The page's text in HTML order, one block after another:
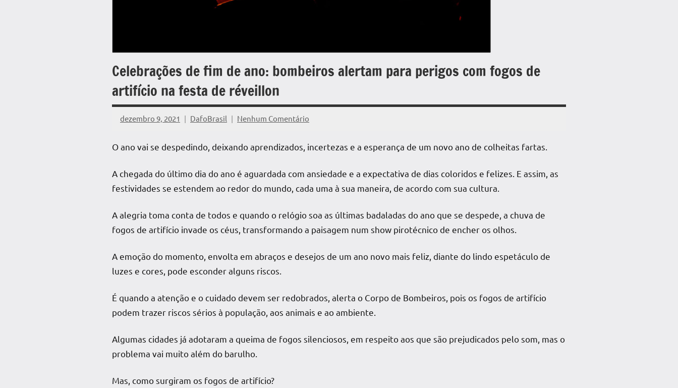
Celebrações de fim de ano: bombeiros alertam para perigos com fogos de
artifício na festa de réveillon
dezembro 9, 2021 DafoBrasil Nenhum Comentário
O ano vai se despedindo, deixando aprendizados, incertezas e a esperança de um novo ano de colheitas fartas.
A chegada do último dia do ano é aguardada com ansiedade e a expectativa de dias coloridos e felizes. E assim, as
festividades se estendem ao redor do mundo, cada uma à sua maneira, de acordo com sua cultura.
A alegria toma conta de todos e quando o relógio soa as últimas badaladas do ano que se despede, a chuva de
fogos de artifício invade os céus, transformando a paisagem num show pirotécnico de encher os olhos.
A emoção do momento, envolta em abraços e desejos de um ano novo mais feliz, diante do lindo espetáculo de
luzes e cores, pode esconder alguns riscos.
É quando a atenção e o cuidado devem ser redobrados, alerta o Corpo de Bombeiros, pois os fogos de artifício
podem trazer riscos sérios à população, aos animais e ao ambiente.
Algumas cidades já adotaram a queima de fogos silenciosos, em respeito aos que são prejudicados pelo som, mas o
problema vai muito além do barulho.
Mas, como surgiram os fogos de artifício?